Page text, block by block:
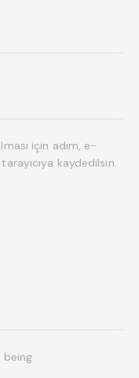
için adım, e-
kaydedilsin.